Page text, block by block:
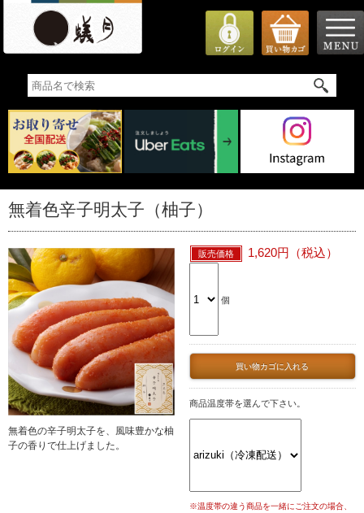
無着色辛子明太子（柚子）
無着色の辛子明太子を、風味豊かな柚
子の香りで仕上げました。
1,620円（税込）
個
買い物カゴに入れる
商品温度帯を選んで下さい。
※温度帯の違う商品を一緒にご注文の場合、